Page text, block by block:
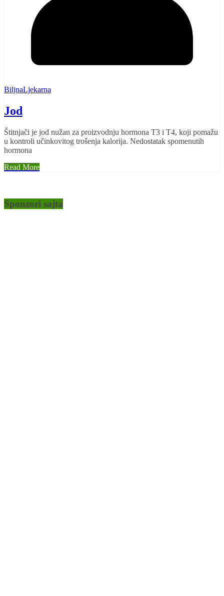
BiljnaLjekarna
Jod
Štitnjači je jod nužan za proizvodnju hormona T3 i T4, koji pomažu
u kontroli učinkovitog trošenja kalorija. Nedostatak spomenutih
hormona
Read More
Sponzori sajta